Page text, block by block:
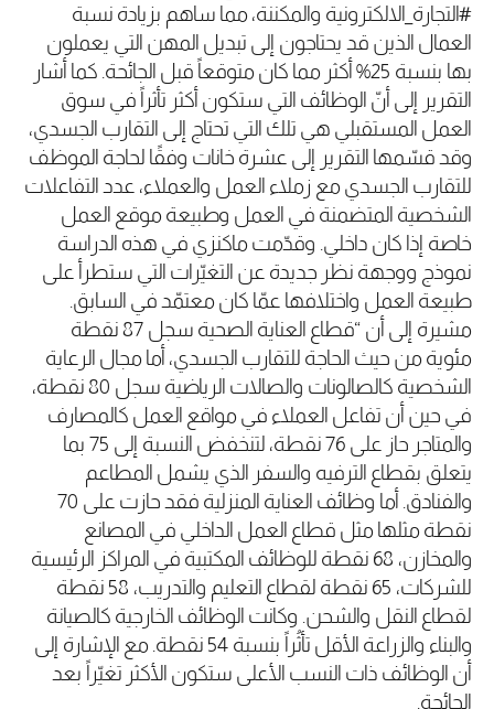
#التجارة_الالكترونية والمكننة، مما ساهم بزيادة نسبة
العمال الذين قد يحتاجون إلى تبديل المهن التي يعملون
بها بنسبة 25% أكثر مما كان متوقعاً قبل الجائحة. كما أشار
التقرير إلى أنّ الوظائف التي ستكون أكثر تأثراً في سوق
العمل المستقبلي هي تلك التي تحتاج إلى التقارب الجسدي،
وقد قسّمها التقرير إلى عشرة خانات وفقًا لحاجة الموظف
للتقارب الجسدي مع زملاء العمل والعملاء، عدد التفاعلات
الشخصية المتضمنة في العمل وطبيعة موقع العمل
خاصة إذا كان داخلي. وقدّمت ماكنزي في هذه الدراسة
نموذج ووجهة نظر جديدة عن التغيّرات التي ستطرأ على
طبيعة العمل واختلافها عمّا كان معتمّد في السابق.
مشيرة إلى أن “قطاع العناية الصحية سجل 87 نقطة
مئوية من حيث الحاجة للتقارب الجسدي، أما مجال الرعاية
الشخصية كالصالونات والصالات الرياضية سجل 80 نقطة،
في حين أن تفاعل العملاء في مواقع العمل كالمصارف
والمتاجر حاز على 76 نقطة، لتنخفض النسبة إلى 75 بما
يتعلق بقطاع الترفيه والسفر الذي يشمل المطاعم
والفنادق. أما وظائف العناية المنزلية فقد حازت على 70
نقطة مثلها مثل قطاع العمل الداخلي في المصانع
والمخازن، 68 نقطة للوظائف المكتبية في المراكز الرئيسية
للشركات، 65 نقطة لقطاع التعليم والتدريب، 58 نقطة
لقطاع النقل والشحن. وكانت الوظائف الخارجية كالصيانة
والبناء والزراعة الأقل تأثُراً بنسبة 54 نقطة. مع الإشارة إلى
أن الوظائف ذات النسب الأعلى ستكون الأكثر تغيّراً بعد
الجائحة.